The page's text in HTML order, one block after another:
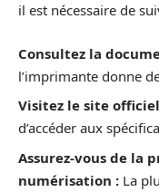
il est nécessaire de
Consultez la
l’imprimante donne
Visitez le site
d’accéder aux
Assurez-vous de la
numérisation : La